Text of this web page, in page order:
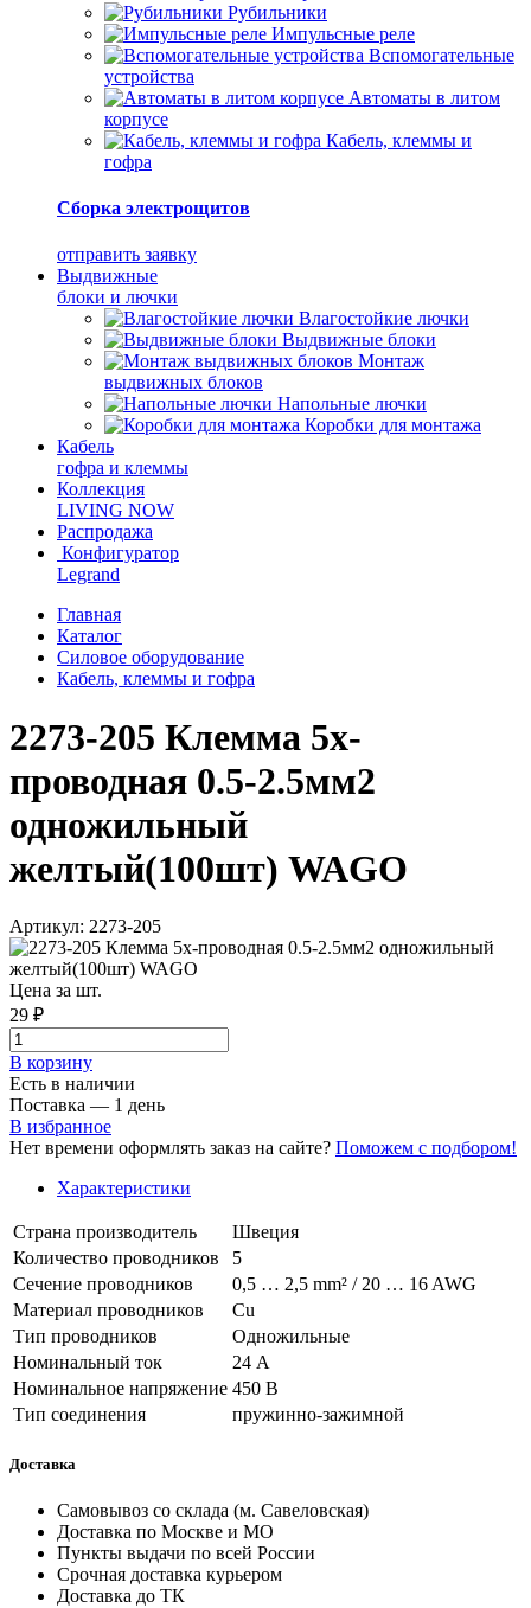
Рубильники
Импульсные реле
Вспомогательные
устройства
Автоматы в литом
корпусе
Кабель, клеммы и
гофра
Сборка электрощитов
отправить заявку
Выдвижные
блоки и лючки
Влагостойкие лючки
Выдвижные блоки
Монтаж
выдвижных блоков
Напольные лючки
Коробки для монтажа
Кабель
гофра и клеммы
Коллекция
LIVING NOW
Распродажа
Конфигуратор
Legrand
Главная
Каталог
Силовое оборудование
Кабель, клеммы и гофра
2273-205 Клемма 5х-
проводная 0.5-2.5мм2
одножильный
желтый(100шт) WAGO
Артикул: 2273-205
Цена за шт.
29 ₽
В корзинy
Есть в наличии
Поставка — 1 день
В избранное
Нет времени оформлять заказ на сайте? Поможем с подбором!
Характеристики
Страна производитель
Швеция
Количество проводников
5
Сечение проводников
0,5 … 2,5 mm² / 20 … 16 AWG
Материал проводников
Сu
Тип проводников
Одножильные
Номинальный ток
24 А
Номинальное напряжение 450 В
Тип соединения
пружинно-зажимной
Доставка
Самовывоз со склада (м. Савеловская)
Доставка по Москве и МО
Пункты выдачи по всей России
Срочная доставка курьером
Доставка до ТК